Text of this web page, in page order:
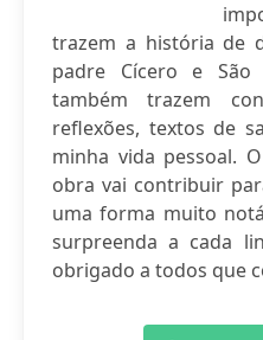
trazem a história de
padre Cícero e São
também trazem
reflexões, textos de
minha vida pessoal.
obra vai contribuir
uma forma muito
surpreenda a cada
obrigado a todos que